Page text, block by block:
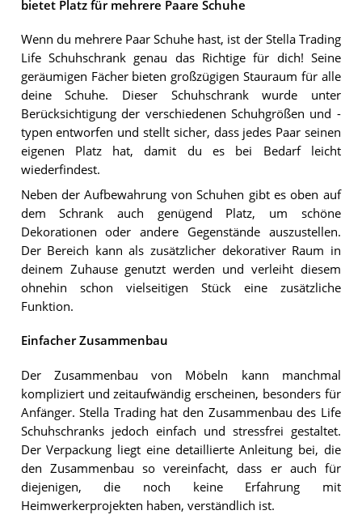
bietet Platz für mehrere Paare Schuhe
Wenn du mehrere Paar Schuhe hast, ist der Stella Trading
Life Schuhschrank genau das Richtige für dich! Seine
geräumigen Fächer bieten großzügigen Stauraum für alle
deine Schuhe. Dieser Schuhschrank wurde unter
Berücksichtigung der verschiedenen Schuhgrößen und -
typen entworfen und stellt sicher, dass jedes Paar seinen
eigenen Platz hat, damit du es bei Bedarf leicht
wiederfindest.
Neben der Aufbewahrung von Schuhen gibt es oben auf
dem Schrank auch genügend Platz, um schöne
Dekorationen oder andere Gegenstände auszustellen.
Der Bereich kann als zusätzlicher dekorativer Raum in
deinem Zuhause genutzt werden und verleiht diesem
ohnehin schon vielseitigen Stück eine zusätzliche
Funktion.
Einfacher Zusammenbau
Der Zusammenbau von Möbeln kann manchmal
kompliziert und zeitaufwändig erscheinen, besonders für
Anfänger. Stella Trading hat den Zusammenbau des Life
Schuhschranks jedoch einfach und stressfrei gestaltet.
Der Verpackung liegt eine detaillierte Anleitung bei, die
den Zusammenbau so vereinfacht, dass er auch für
diejenigen, die noch keine Erfahrung mit
Heimwerkerprojekten haben, verständlich ist.